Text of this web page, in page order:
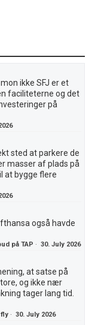
ikke SFJ er et
faciliteterne og det
på
sted at parkere de
masser af plads på
at bygge flere
også havde
på TAP ·30. July 2026
at satse på
og ikke nær
tager lang tid.
·30. July 2026